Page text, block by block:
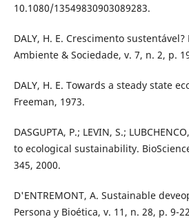
10.1080/13549830903089283.
DALY, H. E. Crescimento
Ambiente & Sociedade, v. 7, n. 2, p.
DALY, H. E. Towards a steady state
Freeman, 1973.
DASGUPTA, P.; LEVIN, S.;
to ecological sustainability.
345, 2000.
D'ENTREMONT, A. Sustainable
Persona y Bioética, v. 11, n. 28, p. 9-